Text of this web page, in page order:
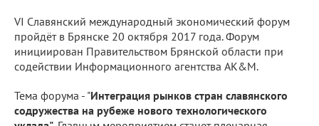
VI Славянский международный экономический форум
пройдёт в Брянске 20 октября 2017 года. Форум
инициирован Правительством Брянской области при
содействии Информационного агентства AK&M.
Тема форума - "Интеграция рынков стран славянского
содружества на рубеже нового технологического